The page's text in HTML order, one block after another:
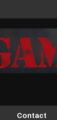
Contact